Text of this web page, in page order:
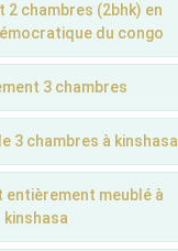
2 chambres (2bhk) en
du congo
3 chambres
3 chambres à kinshasa
entièrement meublé à
kinshasa